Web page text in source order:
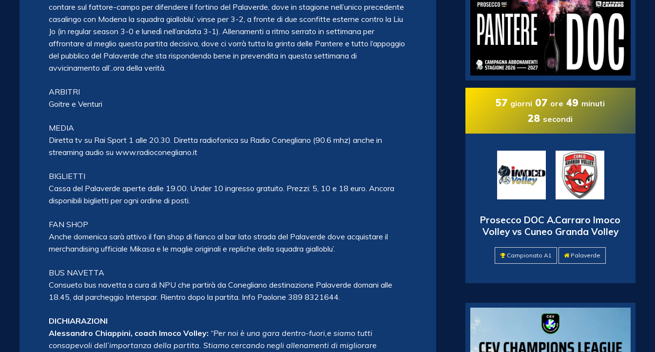
contare sul fattore-campo per difendere il fortino del Palaverde, dove in stagione nell’unico precedente
casalingo con Modena la squadra gialloblu’ vinse per 3-2, a fronte di due sconfitte esterne contro la Liu
Jo (in regular season 3-0 e lunedì nell’andata 3-1). Allenamenti a ritmo serrato in settimana per
affrontare al meglio questa partita decisiva, dove ci vorrà tutta la grinta delle Pantere e tutto l’appoggio
del pubblico del Palaverde che sta rispondendo bene in prevendita in questa settimana di
avvicinamento all’..ora della verità.
ARBITRI
Goitre e Venturi
MEDIA
Diretta tv su Rai Sport 1 alle 20.30. Diretta radiofonica su Radio Conegliano (90.6 mhz) anche in
streaming audio su www.radioconegliano.it
BIGLIETTI
Cassa del Palaverde aperte dalle 19.00. Under 10 ingresso gratuito. Prezzi: 5, 10 e 18 euro. Ancora
disponibili biglietti per ogni ordine di posti.
FAN SHOP
Anche domenica sarà attivo il fan shop di fianco al bar lato strada del Palaverde dove acquistare il
merchandising ufficiale Mikasa e le maglie originali e repliche della squadra gialloblu’.
BUS NAVETTA
Consueto bus navetta a cura di NPU che partirà da Conegliano destinazione Palaverde domani alle
18.45, dal parcheggio Interspar. Rientro dopo la partita. Info Paolone 389 8321644.
DICHIARAZIONI
Alessandro Chiappini, coach Imoco Volley: “Per noi è una gara dentro-fuori,e siamo tutti
consapevoli dell’importanza della partita. Stiamo cercando negli allenamenti di migliorare
57 giorni 07 ore 49 minuti
27 secondi
Prosecco DOC A.Carraro Imoco
Volley vs Cuneo Granda Volley
Campionato A1 Palaverde